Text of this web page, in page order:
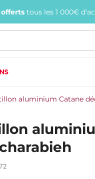
tous les 1 000€
aluminium Catane